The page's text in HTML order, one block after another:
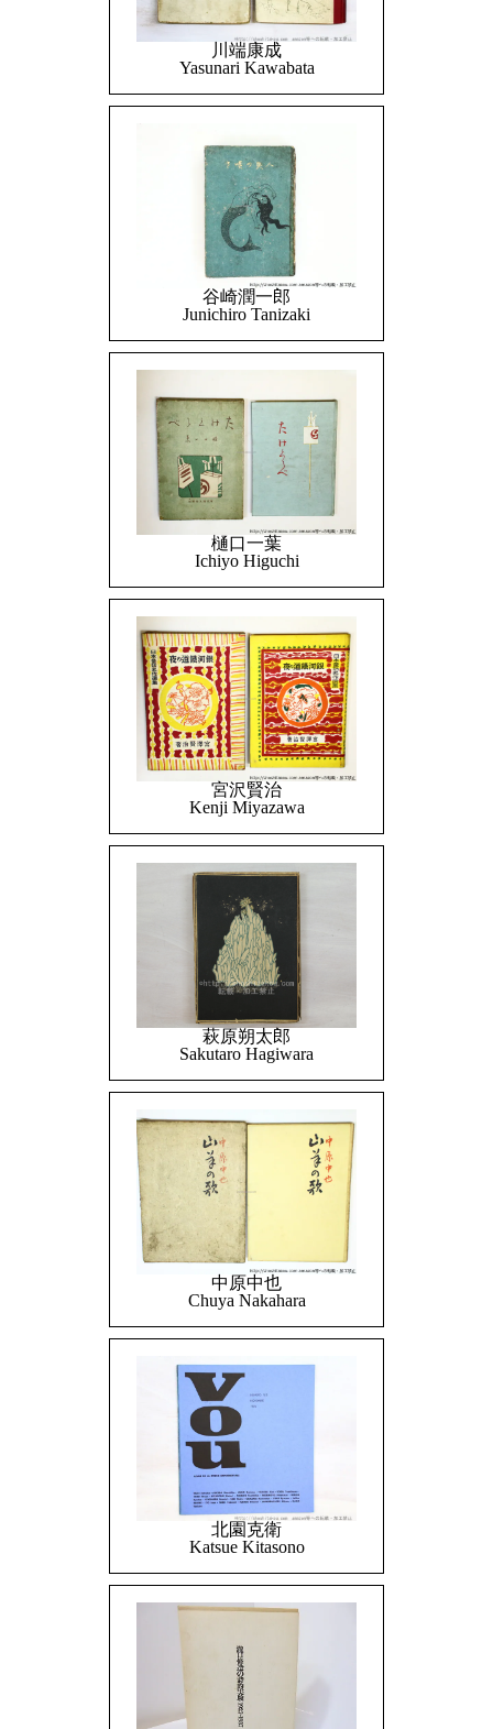
川端康成
Yasunari Kawabata
谷崎潤一郎
Junichiro Tanizaki
樋口一葉
Ichiyo Higuchi
宮沢賢治
Kenji Miyazawa
萩原朔太郎
Sakutaro Hagiwara
中原中也
Chuya Nakahara
北園克衛
Katsue Kitasono